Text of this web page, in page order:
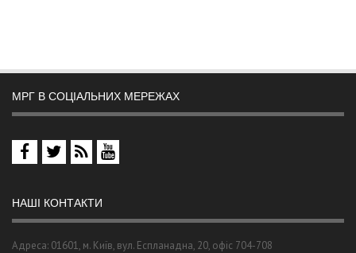
МРГ В СОЦІАЛЬНИХ МЕРЕЖАХ
НАШІ КОНТАКТИ
Адреса: 01601, м. Київ, вул. Еспланадна, 20, офіс 704-708